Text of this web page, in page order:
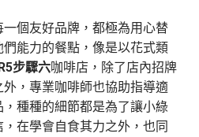
個友好品牌，都極為用心替
能力的餐點，像是以花式類
步驟六咖啡店，除了店內招牌
，專業咖啡師也協助指導適
種種的細節都是為了讓小綠
在學會自食其力之外，也同